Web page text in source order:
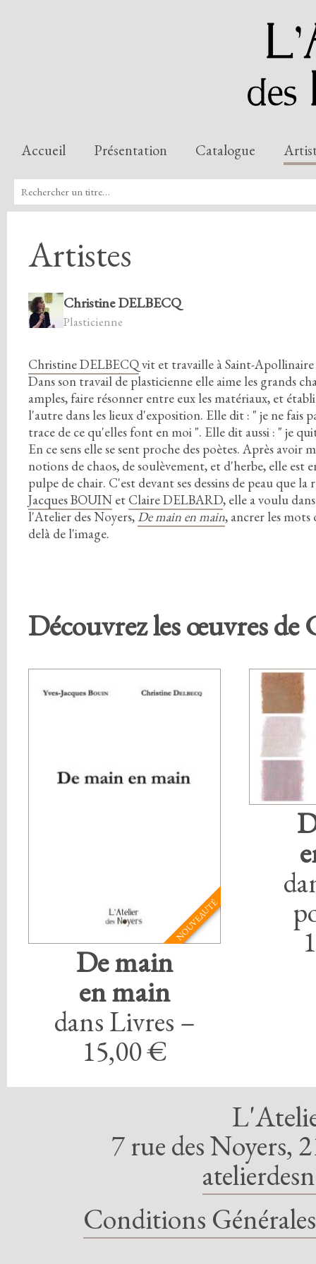
Accueil Présentation Catalogue
Artistes
Christine DELBECQ
Plasticienne
Christine DELBECQvit et travaille à Saint-
Dans son travail de plasticienne elle aime les grands
amples, faire résonner entre eux les matériaux, et
l'autre dans les lieux d'exposition. Elle dit : " je ne fais
trace de ce qu'elles font en moi ". Elle dit aussi : " je
En ce sens elle se sent proche des poètes. Après avoir
notions de chaos, de soulèvement, et d'herbe, elle est
pulpe de chair. C'est devant ses dessins de peau que
Jacques BOUIN et Claire DELBARD, elle a voulu
l'Atelier des Noyers, De main en main, ancrer les mots
delà de l'image.
Découvrez les œuvres de
NOUVEAUTÉ
De main
en main
dans Livres –
15,00 €
7 rue des Noyers,
Conditions